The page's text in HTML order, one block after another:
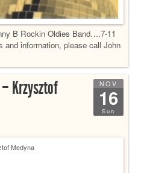
B Rockin Oldies Band….7-11
information, please call John
NOV
16
Sun
Krzysztof